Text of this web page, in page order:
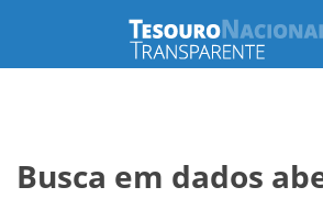
Busca em dados